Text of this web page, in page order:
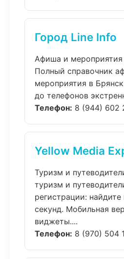
Город Line Info
Афиша и мероприятия
Полный справочник
мероприятия в
до телефонов
Телефон: 8 (944) 602
Yellow Media
Туризм и
туризм и
регистрации: найдите
секунд. Мобильная
виджеты....
Телефон: 8 (970) 504